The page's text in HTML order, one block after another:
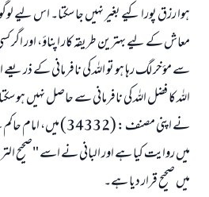
ہوا رزق پورا کیے بغیر نہیں جا سکتا۔ اس لیے
معاش کے لیے بہترین طریقہ کار اپناؤ، اور
سے مؤخر لگ رہا ہو تو اللہ کی نافرمانی کے
اللہ کا فضل اللہ کی نافرمانی سے حاصل نہیں
میں صحیح قرار دیا ہے۔